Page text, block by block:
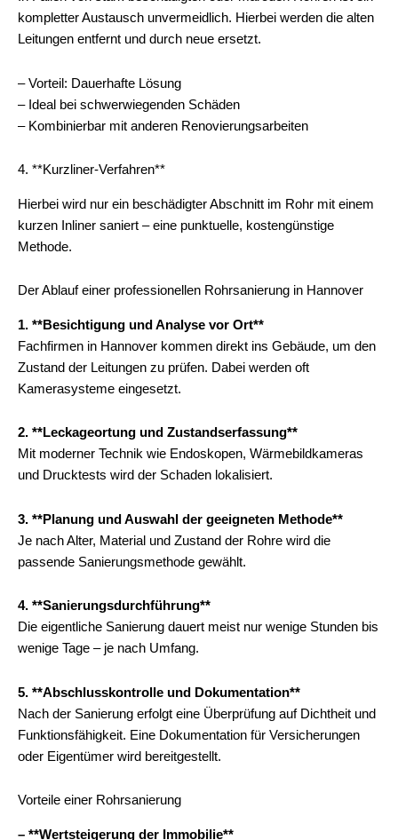
kompletter Austausch unvermeidlich. Hierbei werden die alten
Leitungen entfernt und durch neue ersetzt.
– Vorteil: Dauerhafte Lösung
– Ideal bei schwerwiegenden Schäden
– Kombinierbar mit anderen Renovierungsarbeiten
4. **Kurzliner-Verfahren**
Hierbei wird nur ein beschädigter Abschnitt im Rohr mit einem
kurzen Inliner saniert – eine punktuelle, kostengünstige
Methode.
Der Ablauf einer professionellen Rohrsanierung in Hannover
1. **Besichtigung und Analyse vor Ort**
Fachfirmen in Hannover kommen direkt ins Gebäude, um den
Zustand der Leitungen zu prüfen. Dabei werden oft
Kamerasysteme eingesetzt.
2. **Leckageortung und Zustandserfassung**
Mit moderner Technik wie Endoskopen, Wärmebildkameras
und Drucktests wird der Schaden lokalisiert.
3. **Planung und Auswahl der geeigneten Methode**
Je nach Alter, Material und Zustand der Rohre wird die
passende Sanierungsmethode gewählt.
4. **Sanierungsdurchführung**
Die eigentliche Sanierung dauert meist nur wenige Stunden bis
wenige Tage – je nach Umfang.
5. **Abschlusskontrolle und Dokumentation**
Nach der Sanierung erfolgt eine Überprüfung auf Dichtheit und
Funktionsfähigkeit. Eine Dokumentation für Versicherungen
oder Eigentümer wird bereitgestellt.
Vorteile einer Rohrsanierung
– **Wertsteigerung der Immobilie**